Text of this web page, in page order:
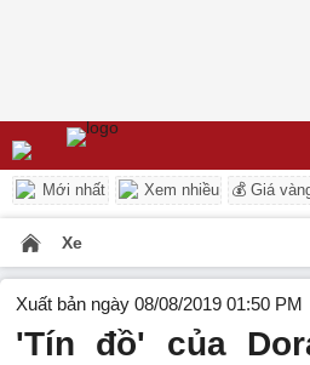
Mới nhất Xem nhiều 💰 Giá
Xe
Xuất bản ngày 08/08/2019 01:50 PM
'Tín đồ' của